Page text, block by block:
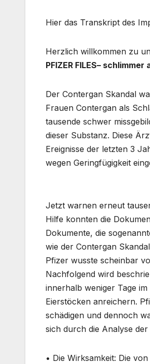
Hier das Transkript des
Herzlich willkommen zu
PFIZER FILES–
Der Contergan Skandal
Frauen Contergan als
tausende schwer
dieser Substanz. Diese
Ereignisse der letzten 3
wegen Geringfügigkeit
Jetzt warnen erneut
Hilfe konnten die
Dokumente, die
wie der Contergan
Pfizer wusste scheinbar
Nachfolgend wird
innerhalb weniger Tage
Eierstöcken anreichern.
schädigen und dennoch
sich durch die Analyse
• Die Wirksamkeit: Die